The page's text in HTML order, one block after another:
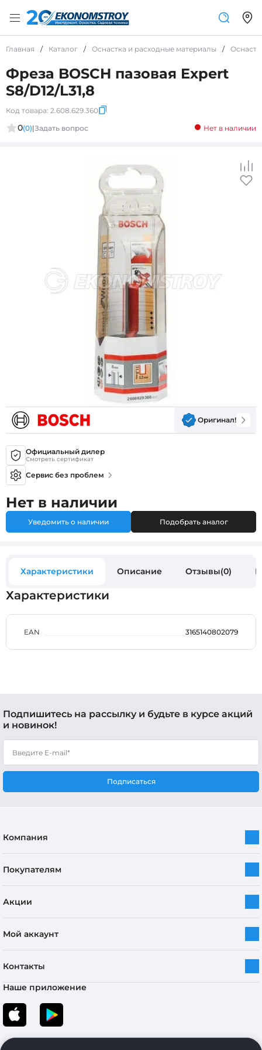
Главная / Каталог / Оснастка и расходные материалы /
Фреза BOSCH пазовая Expert
S8/D12/L31,8
Код товара: 2.608.629.360
0(0)|Задать вопрос Нет в наличии
Оригинал!
Официальный дилер
Смотреть сертификат
Сервис без проблем
Нет в наличии
Уведомить о наличии Подобрать аналог
Характеристики Описание Отзывы(0)
Характеристики
EAN 3165140802079
Подпишитесь на рассылку и будьте в курсе акций
и новинок!
Подписаться
Компания
Покупателям
Акции
Мой аккаунт
Контакты
Наше приложение